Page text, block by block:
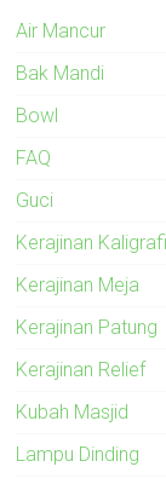
Air Mancur
Bak Mandi
Bowl
FAQ
Guci
Kerajinan Kaligrafi
Kerajinan Meja
Kerajinan Patung
Kerajinan Relief
Kubah Masjid
Lampu Dinding